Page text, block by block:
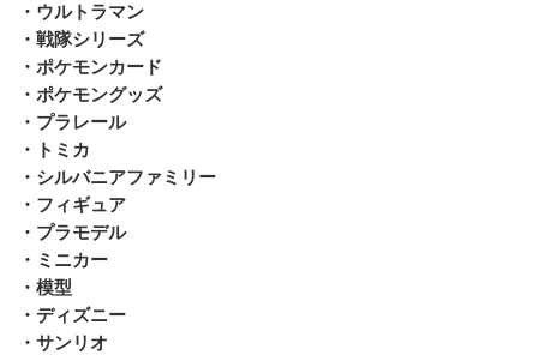
・ウルトラマン
・戦隊シリーズ
・ポケモンカード
・ポケモングッズ
・プラレール
・トミカ
・シルバニアファミリー
・フィギュア
・プラモデル
・ミニカー
・模型
・ディズニー
・サンリオ